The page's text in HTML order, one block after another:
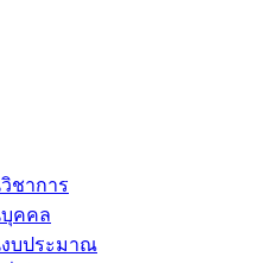
ชาการ
คคล
บประมาณ